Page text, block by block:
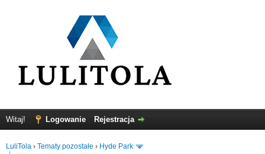
Witaj! Logowanie Rejestracja
LuliTola › Tematy pozostałe › Hyde Park